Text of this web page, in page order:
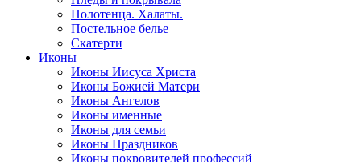
Полотенца. Халаты.
Постельное белье
Скатерти
Иконы
Иконы Иисуса Христа
Иконы Божией Матери
Иконы Ангелов
Иконы именные
Иконы для семьи
Иконы Праздников
Иконы покровителей профессий